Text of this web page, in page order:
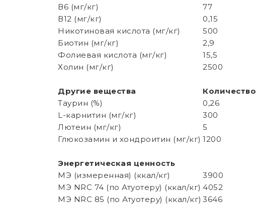
В6 (мг/кг)
77
В12 (мг/кг)
0,15
Никотиновая кислота (мг/кг)
500
Биотин (мг/кг)
2,9
Фолиевая кислота (мг/кг)
15,5
Холин (мг/кг)
2500
Другие вещества
Количество
Таурин (%)
0,26
L-карнитин (мг/кг)
300
Лютеин (мг/кг)
5
Глюкозамин и хондроитин (мг/кг) 1200
Энергетическая ценность
МЭ (измеренная) (ккал/кг)
3900
МЭ NRC 74 (по Атуотеру) (ккал/кг) 4052
МЭ NRC 85 (по Атуотеру) (ккал/кг) 3646